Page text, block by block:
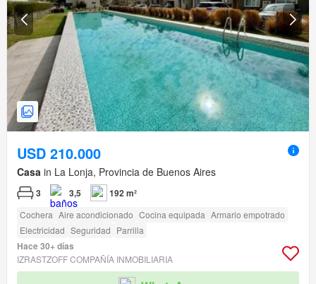
USD 210.000
Casa in La Lonja, Provincia de Buenos Aires
3 3,5 192 m²
Cochera Aire acondicionado Cocina equipada Armario empotrado
Electricidad Seguridad Parrilla
Hace 30+ días
IZRASTZOFF COMPAÑÍA INMOBILIARIA